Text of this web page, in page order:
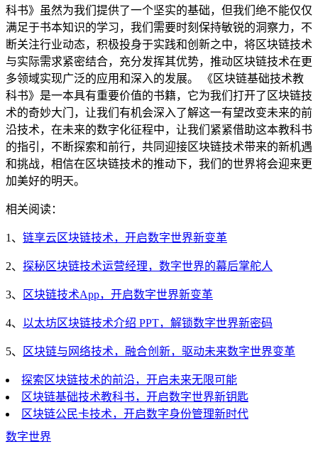
科书》虽然为我们提供了一个坚实的基础，但我们绝不能仅仅
满足于书本知识的学习，我们需要时刻保持敏锐的洞察力，不
断关注行业动态，积极投身于实践和创新之中，将区块链技术
与实际需求紧密结合，充分发挥其优势，推动区块链技术在更
多领域实现广泛的应用和深入的发展。 《区块链基础技术教
科书》是一本具有重要价值的书籍，它为我们打开了区块链技
术的奇妙大门，让我们有机会深入了解这一有望改变未来的前
沿技术，在未来的数字化征程中，让我们紧紧借助这本教科书
的指引，不断探索和前行，共同迎接区块链技术带来的新机遇
和挑战，相信在区块链技术的推动下，我们的世界将会迎来更
加美好的明天。
相关阅读：
1、 链享云区块链技术，开启数字世界新变革
2、 探秘区块链技术运营经理，数字世界的幕后掌舵人
3、 区块链技术App，开启数字世界新变革
4、 以太坊区块链技术介绍 PPT，解锁数字世界新密码
5、 区块链与网络技术，融合创新，驱动未来数字世界变革
探索区块链技术的前沿，开启未来无限可能
区块链基础技术教科书，开启数字世界新钥匙
区块链公民卡技术，开启数字身份管理新时代
数字世界